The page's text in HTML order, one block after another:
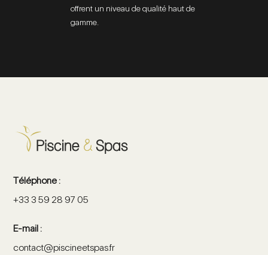
offrent un niveau de qualité haut de
gamme.
Téléphone :
+33 3 59 28 97 05
E-mail :
contact@piscineetspas.fr